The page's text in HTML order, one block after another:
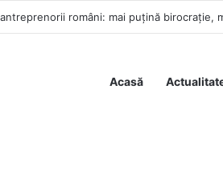
români: mai puțină birocrație,
Acasă